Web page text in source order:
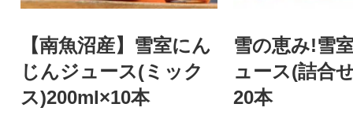
【南魚沼産】雪室にん
じんジュース(ミック
ス)200ml×10本
雪の恵み!雪
ュース(詰合
20本